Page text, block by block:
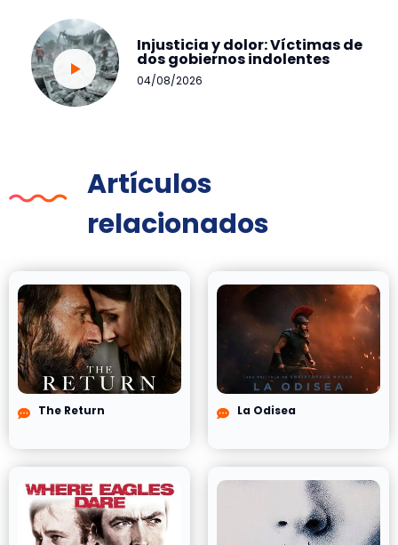
Injusticia y dolor: Víctimas de
dos gobiernos indolentes
04/08/2026
Artículos
relacionados
The Return La Odisea